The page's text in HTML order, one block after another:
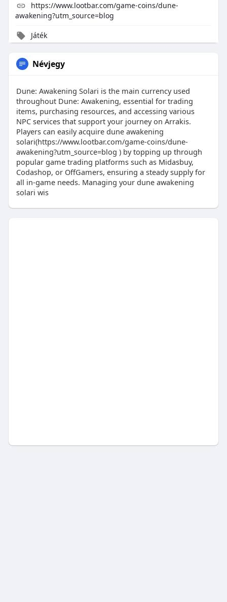
https://www.lootbar.com/game-coins/dune-
awakening?utm_source=blog
Játék
Névjegy
Dune: Awakening Solari is the main currency used
throughout Dune: Awakening, essential for trading
items, purchasing resources, and accessing various
NPC services that support your journey on Arrakis.
Players can easily acquire dune awakening
solari(https://www.lootbar.com/game-coins/dune-
awakening?utm_source=blog ) by topping up through
popular game trading platforms such as Midasbuy,
Codashop, or OffGamers, ensuring a steady supply for
all in-game needs. Managing your dune awakening
solari wis